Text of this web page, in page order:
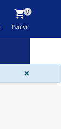
shopping_cart0
Panier
×